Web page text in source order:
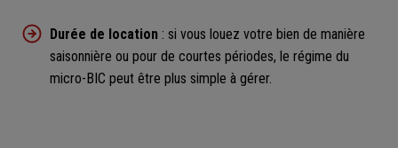
Durée de location : si vous louez votre bien de manière
saisonnière ou pour de courtes périodes, le régime du
micro-BIC peut être plus simple à gérer.